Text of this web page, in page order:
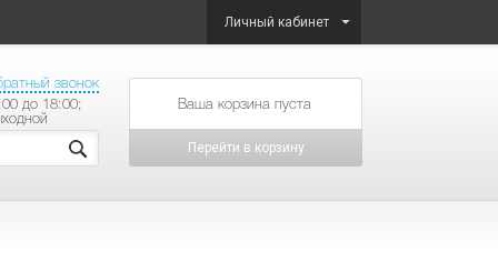
Личный кабинет
звонок
до 18:00;
товаров на сумму
Перейти в корзину